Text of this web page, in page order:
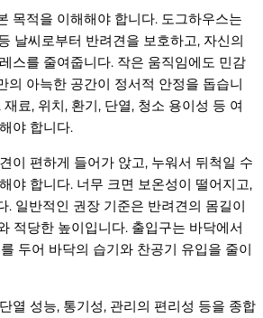
목적을 이해해야 합니다. 도그하우스는
날씨로부터 반려견을 보호하고, 자신의
스를 줄여줍니다. 작은 움직임에도 민감
의 아늑한 공간이 정서적 안정을 돕습니
료, 위치, 환기, 단열, 청소 용이성 등 여
야 합니다.
이 편하게 들어가 앉고, 누워서 뒤척일 수
야 합니다. 너무 크면 보온성이 떨어지고,
. 일반적인 권장 기준은 반려견의 몸길이
적당한 높이입니다. 출입구는 바닥에서
두어 바닥의 습기와 찬공기 유입을 줄이
열 성능, 통기성, 관리의 편리성 등을 종합